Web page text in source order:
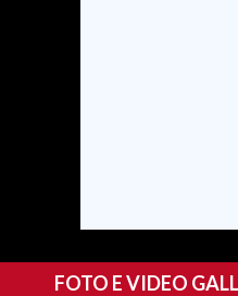
FOTO E VIDEO